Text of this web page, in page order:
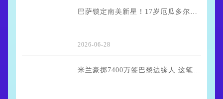
巴萨锁定南美新星！17岁厄瓜多尔边锋凯塞多加盟细节曝光
2026-06-28
米兰豪掷7400万签巴黎边缘人 这笔买卖划算吗？